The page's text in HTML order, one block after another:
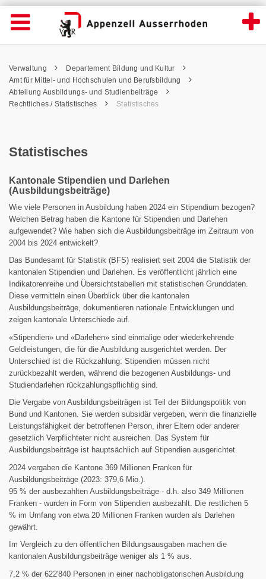
Statistisches - Appenzell Ausserrhoden
Wichtige
Seiten
Home
Inhalt
Kontakt
Sitemap
Metanavigation
Navigation öffnen
Inhalt
Pfadnavigation
Verwaltung
Departement Bildung und Kultur
Amt für Mittel- und Hochschulen und Berufsbildung
Abteilung Ausbildungs- und Studienbeiträge
Rechtliches / Statistisches
Statistisches
Statistisches
Kantonale Stipendien und Darlehen
(Ausbildungsbeiträge)
Wie viele Personen in Ausbildung haben 2024 ein Stipendium bezogen?
Welchen Betrag haben die Kantone für Stipendien und Darlehen
aufgewendet? Wie haben sich die Ausbildungsbeiträge im Zeitraum von
2004 bis 2024 entwickelt?
Das Bundesamt für Statistik (BFS) realisiert seit 2004 die Statistik der
kantonalen Stipendien und Darlehen. Es veröffentlicht jährlich eine
Indikatorenreihe und Übersichtstabellen mit statistischen Grunddaten.
Diese vermitteln einen Überblick über die kantonalen
Ausbildungsbeiträge, dokumentieren nationale Entwicklungen und
zeigen kantonale Unterschiede auf.
«Stipendien» und «Darlehen» sind einmalige oder wiederkehrende
Geldleistungen, die für die Ausbildung ausgerichtet werden. Der
Unterschied ist die Rückzahlung: Stipendien müssen nicht
zurückbezahlt werden, während die bezogenen Ausbildungs- und
Studiendarlehen rückzahlungspflichtig sind.
Die Vergabe von Ausbildungsbeiträgen ist Teil der Bildungspolitik von
Bund und Kantonen. Sie werden subsidär vergeben, wenn die finanzielle
Leistungsfähigkeit der betroffenen Person, ihrer Eltern oder anderer
gesetzlich Verpflichteter nicht ausreichen. Das System für
Ausbildungsbeiträge ist hauptsächlich auf Stipendien ausgerichtet.
2024 vergaben die Kantone 369 Millionen Franken für
Ausbildungsbeiträge (2023: 379,6 Mio.).
95 % der ausbezahlten Ausbildungsbeiträge - d.h. also 349 Millionen
Franken - wurden in Form von Stipendien ausbezahlt. Die restlichen 5
% im Umfang von etwa 20 Millionen Franken wurden als Darlehen
gewährt.
Im Vergleich zu den öffentlichen Bildungsausgaben machen die
kantonalen Ausbildungsbeiträge weniger als 1 % aus.
7,2 % der 622'840 Personen in einer nachobligatorischen Ausbildung